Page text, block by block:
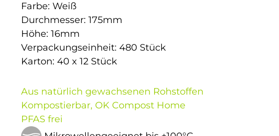
Farbe: Weiß
Durchmesser: 175mm
Höhe: 16mm
Verpackungseinheit: 480 Stück
Karton: 40 x 12 Stück
Aus natürlich gewachsenen Rohstoffen
Kompostierbar, OK Compost Home
PFAS frei